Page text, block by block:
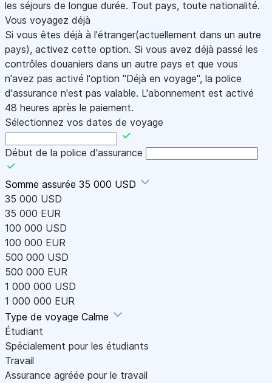
les séjours de longue durée. Tout pays, toute nationalité.
Vous voyagez déjà
Si vous êtes déjà à l'étranger(actuellement dans un autre
pays), activez cette option. Si vous avez déjà passé les
contrôles douaniers dans un autre pays et que vous
n'avez pas activé l'option "Déjà en voyage", la police
d'assurance n'est pas valable. L'abonnement est activé
48 heures après le paiement.
Sélectionnez vos dates de voyage
Début de la police d'assurance
Somme assurée 35 000 USD
35 000 USD
35 000 EUR
100 000 USD
100 000 EUR
500 000 USD
500 000 EUR
1 000 000 USD
1 000 000 EUR
Type de voyage Calme
Étudiant
Spécialement pour les étudiants
Travail
Assurance agréée pour le travail